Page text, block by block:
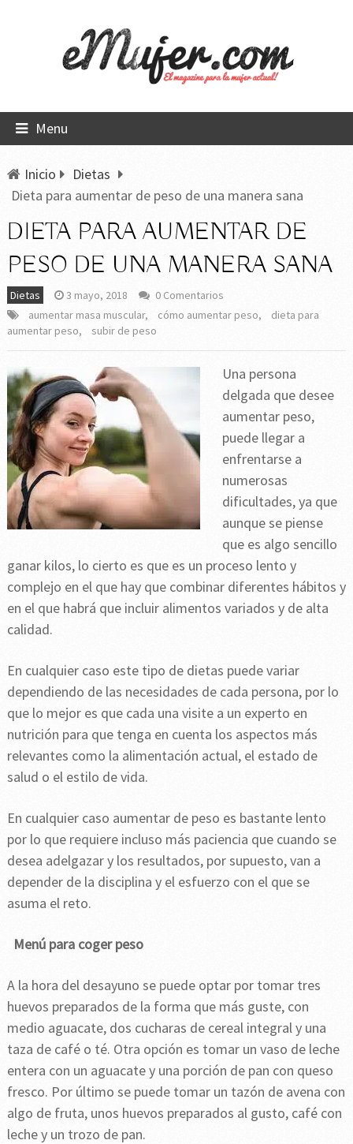
Menu
Inicio
Dietas
Dieta para aumentar de peso de una manera sana
DIETA PARA AUMENTAR DE
PESO DE UNA MANERA SANA
Dietas 3 mayo, 2018
0 Comentarios
aumentar masa muscular, cómo aumentar peso,
dieta para
aumentar peso, subir de peso
Una persona
delgada que desee
aumentar peso,
puede llegar a
enfrentarse a
numerosas
dificultades, ya que
aunque se piense
que es algo sencillo
ganar kilos, lo cierto es que es un proceso lento y
complejo en el que hay que combinar diferentes hábitos y
en el que habrá que incluir alimentos variados y de alta
calidad.
En cualquier caso este tipo de dietas puede variar
dependiendo de las necesidades de cada persona, por lo
que lo mejor es que cada una visite a un experto en
nutrición para que tenga en cuenta los aspectos más
relevantes como la alimentación actual, el estado de
salud o el estilo de vida.
En cualquier caso aumentar de peso es bastante lento
por lo que requiere incluso más paciencia que cuando se
desea adelgazar y los resultados, por supuesto, van a
depender de la disciplina y el esfuerzo con el que se
asuma el reto.
Menú para coger peso
A la hora del desayuno se puede optar por tomar tres
huevos preparados de la forma que más guste, con
medio aguacate, dos cucharas de cereal integral y una
taza de café o té. Otra opción es tomar un vaso de leche
entera con un aguacate y una porción de pan con queso
fresco. Por último se puede tomar un tazón de avena con
algo de fruta, unos huevos preparados al gusto, café con
leche y un trozo de pan.